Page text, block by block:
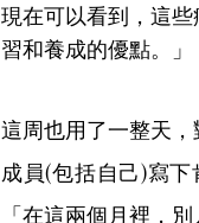
現在可以看到，這
習和養成的優點。」
這周也用了一整天
成員(包括自己)寫
「在這兩個月裡，